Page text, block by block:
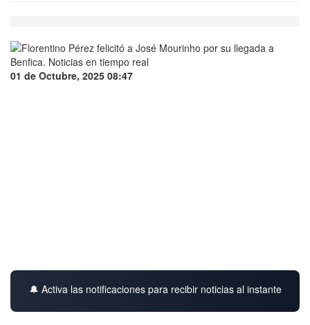
01 de Octubre, 2025 08:47
🔔 Activa las notificaciones para recibir noticias al instante